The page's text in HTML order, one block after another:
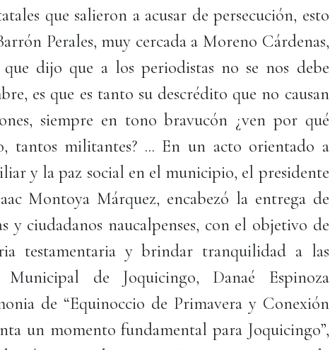
que salieron a acusar de persecución, esto
Perales, muy cercada a Moreno Cárdenas,
dijo que a los periodistas no se nos debe
es que es tanto su descrédito que no causan
siempre en tono bravucón ¿ven por qué
tantos militantes? ... En un acto orientado a
y la paz social en el municipio, el presidente
Montoya Márquez, encabezó la entrega de
y ciudadanos naucalpenses, con el objetivo de
testamentaria y brindar tranquilidad a las
de Joquicingo, Danaé Espinoza
de “Equinoccio de Primavera y Conexión
un momento fundamental para Joquicingo”,